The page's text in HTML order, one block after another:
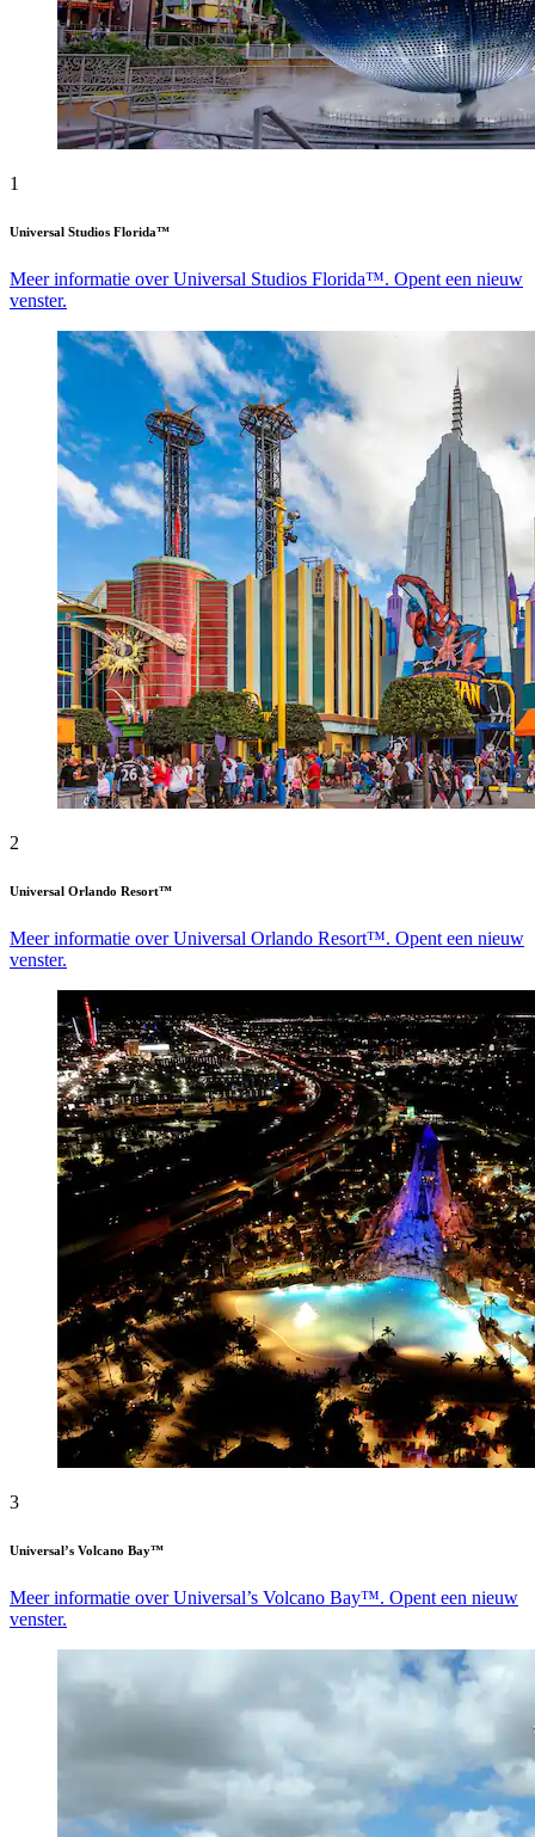
1
Universal Studios Florida™
Meer informatie over Universal Studios Florida™. Opent een nieuw
venster.
2
Universal Orlando Resort™
Meer informatie over Universal Orlando Resort™. Opent een nieuw
venster.
3
Universal’s Volcano Bay™
Meer informatie over Universal’s Volcano Bay™. Opent een nieuw
venster.